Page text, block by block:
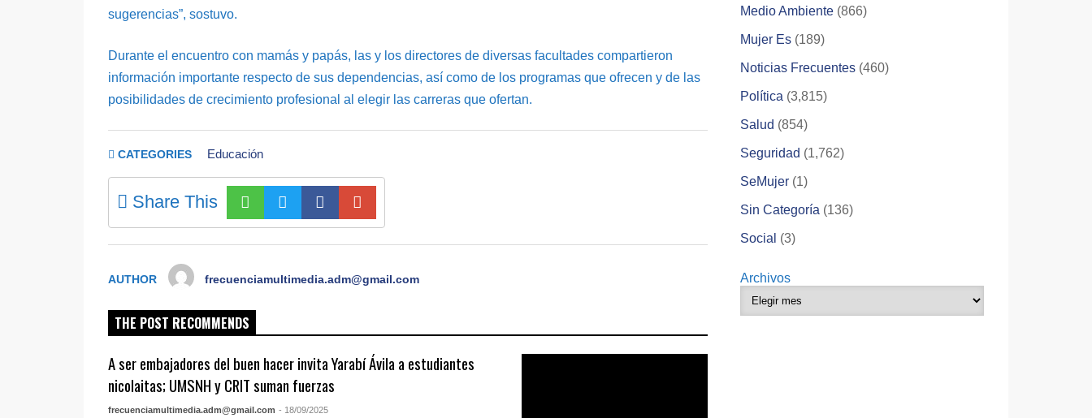
sugerencias”, sostuvo.
Durante el encuentro con mamás y papás, las y los directores de diversas facultades compartieron
información importante respecto de sus dependencias, así como de los programas que ofrecen y de las
posibilidades de crecimiento profesional al elegir las carreras que ofertan.
CATEGORIES Educación
Share This
AUTHOR frecuenciamultimedia.adm@gmail.com
THE POST RECOMMENDS
A ser embajadores del buen hacer invita Yarabí Ávila a estudiantes
nicolaitas; UMSNH y CRIT suman fuerzas
frecuenciamultimedia.adm@gmail.com - 18/09/2025
Medio Ambiente (866)
Mujer Es (189)
Noticias Frecuentes (460)
Política (3,815)
Salud (854)
Seguridad (1,762)
SeMujer (1)
Sin Categoría (136)
Social (3)
Archivos